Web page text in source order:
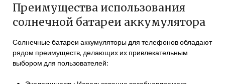
Преимущества использования
солнечной батареи аккумулятора
Солнечные батареи аккумуляторы для телефонов обладают
рядом преимуществ‚ делающих их привлекательным
выбором для пользователей: